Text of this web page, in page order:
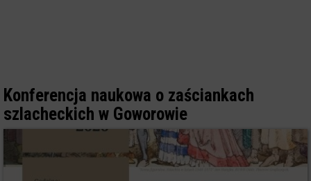
Konferencja naukowa o zaściankach
szlacheckich w Goworowie